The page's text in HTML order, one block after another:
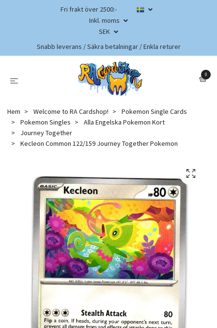
Fri frakt över 2500:-
Inkl. moms
SEK
Snabb leverans / Säkra betalningar / Enkla returer
0
Hem Welcome to RA Cardshop!
Pokemon Single Cards
Pokemon Singles
Alla Engelska Pokemon Kort
Journey Together
Kecleon Common 122/159 Journey Together Pokemon